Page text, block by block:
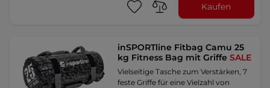
Kaufen
inSPORTline Fitbag Camu 25
kg Fitness Bag mit GriffeSALE
Vielseitige Tasche zum Verstärken, 7
feste Griffe für eine Vielzahl von